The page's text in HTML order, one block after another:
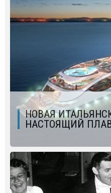
НОВАЯ
НАСТОЯЩИЙ